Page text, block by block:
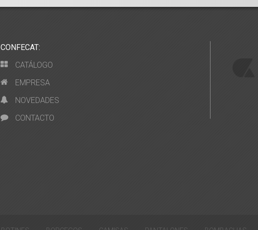
CONFECAT:
CATÁLOGO
EMPRESA
NOVEDADES
CONTACTO